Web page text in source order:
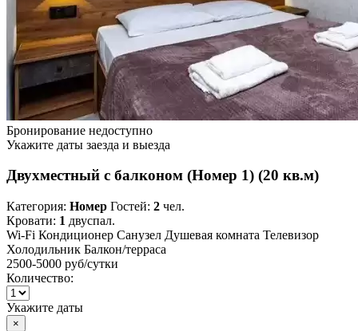
Бронирование недоступно
Укажите даты заезда и выезда
Двухместный с балконом (Номер 1) (20 кв.м)
Категория: Номер Гостей: 2 чел.
Кровати: 1 двуспал.
Wi-Fi Кондиционер Санузел Душевая комната Телевизор
Холодильник Балкон/терраса
2500-5000 руб/сутки
Количество:
Укажите даты
×